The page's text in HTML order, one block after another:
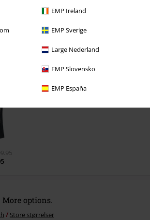
EMP Ireland
EMP Sverige
Large Nederland
EMP Slovensko
EMP España
More options.
Store størrelser